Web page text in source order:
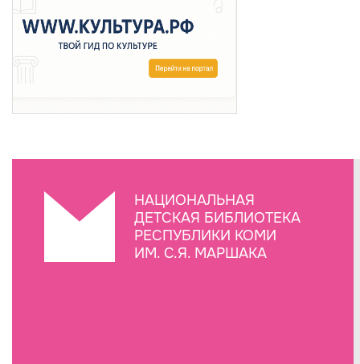
НАЦИОНАЛЬНАЯ
ДЕТСКАЯ БИБЛИОТЕКА
РЕСПУБЛИКИ КОМИ
ИМ. С.Я. МАРШАКА